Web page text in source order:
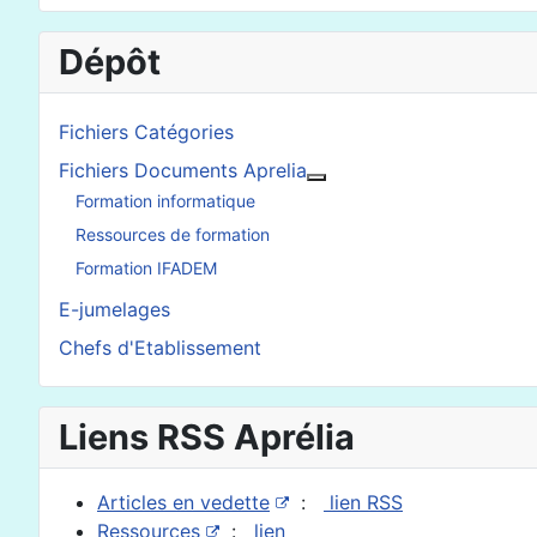
Dépôt
Fichiers Catégories
Fichiers Documents Aprelia
Formation informatique
Ressources de formation
Formation IFADEM
E-jumelages
Chefs d'Etablissement
Liens RSS Aprélia
Articles en vedette :
lien RSS
Ressources
: lien